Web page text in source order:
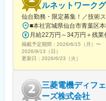
は、会社が全額負担しま
賃＋共益費）の物件を上
家族手当制度等がござい
■福利厚生「SS&CU制度」
エンジニア（技術社員）
制度です。U・Iターンし
ともなうリスクを気にす
よって上がった派遣料金
ております。
ルネットワーク
仙台勤務・限定募集！／技術
■本社宮城県仙台市青葉区
掲載予定期間： 2026/6/15（月） 〜
2026/9/13（日）
更新日： 2026/6/23（火）
三菱電機ディフ
ーズ株式会社